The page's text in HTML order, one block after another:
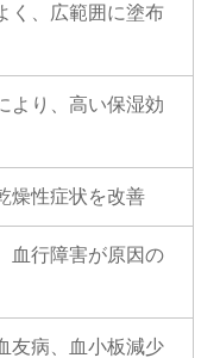
く、広範囲に塗布
より、高い保湿効
燥性症状を改善
血行障害が原因の
友病、血小板減少